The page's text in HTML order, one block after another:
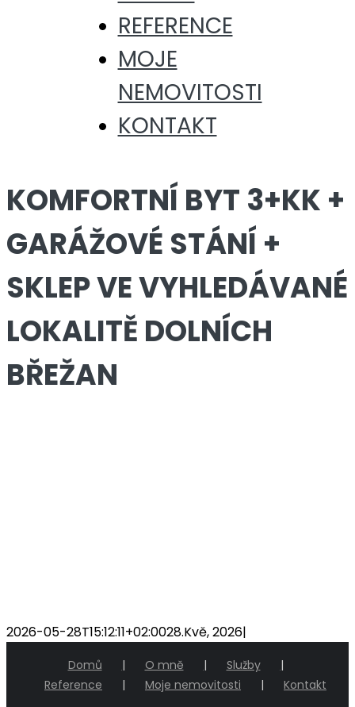
REFERENCE
MOJE
NEMOVITOSTI
KONTAKT
KOMFORTNÍ BYT 3+KK +
GARÁŽOVÉ STÁNÍ +
SKLEP VE VYHLEDÁVANÉ
LOKALITĚ DOLNÍCH
BŘEŽAN
2026-05-28T15:12:11+02:0028.Kvě, 2026|
Domů O mně
Služby
Reference
Moje nemovitosti Kontakt